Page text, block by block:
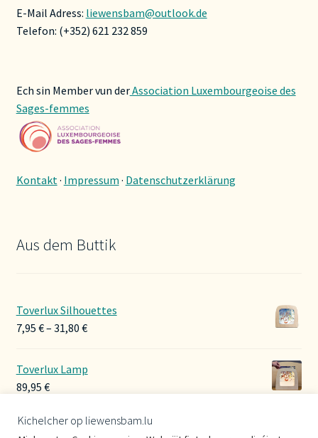
E-Mail Adress: liewensbam@outlook.de
Telefon: (+352) 621 232 859
Ech sin Member vun derAssociation Luxembourgeoise des
Sages-femmes
Kontakt· Impressum · Datenschutzerklärung
Aus dem Buttik
Toverlux Silhouettes
7,95 €– 31,80 €Preisspanne:
Toverlux Lamp
89,95 €
Hoerbänner Wollwalk
Kichelcher op liewensbam.lu